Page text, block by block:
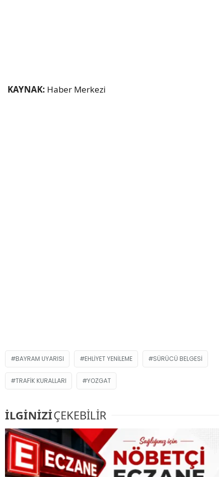
KAYNAK: Haber Merkezi
BAYRAM UYARISI EHLIYET YENILEME SÜRÜCÜ BELGESI
TRAFIK KURALLARI YOZGAT
İLGİNİZİÇEKEBİLİR